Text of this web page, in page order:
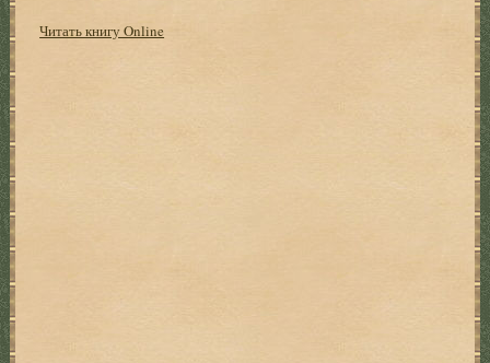
Читать книгу Online